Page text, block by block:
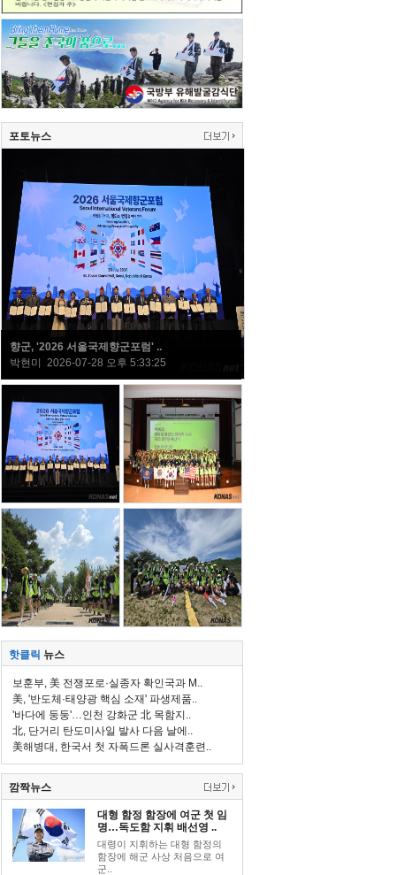
포토뉴스
향군, '2026 서울국제향군포럼' ..
박현미 2026-07-28 오후 5:33:25
핫클릭 뉴스
보훈부, 美 전쟁포로·실종자 확인국과 M..
美, '반도체·태양광 핵심 소재' 파생제품..
'바다에 둥둥'…인천 강화군 北 목함지..
北, 단거리 탄도미사일 발사 다음 날에..
美해병대, 한국서 첫 자폭드론 실사격훈련..
깜짝뉴스
대형 함정 함장에 여군 첫 임
명…독도함 지휘 배선영 ..
대령이 지휘하는 대형 함정의
함장에 해군 사상 처음으로 여
군..